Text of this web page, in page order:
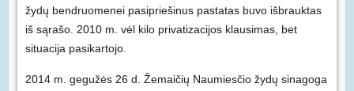
žydų bendruomenei pasipriešinus pastatas buvo išbrauktas
iš sąrašo. 2010 m. vėl kilo privatizacijos klausimas, bet
situacija pasikartojo.
2014 m. gegužės 26 d. Žemaičių Naumiesčio žydų sinagoga